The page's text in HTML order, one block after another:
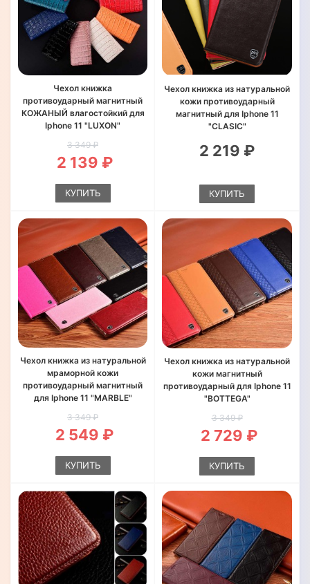
Чехол книжка
противоударный магнитный
КОЖАНЫЙ влагостойкий для
Iphone 11 "LUXON"
3 349 ₽
2 139 ₽
КУПИТЬ
Чехол книжка из натуральной
кожи противоударный
магнитный для Iphone 11
"CLASIC"
2 219 ₽
КУПИТЬ
Чехол книжка из натуральной
мраморной кожи
противоударный магнитный
для Iphone 11 "MARBLE"
3 349 ₽
2 549 ₽
КУПИТЬ
Чехол книжка из натуральной
кожи магнитный
противоударный для Iphone 11
"BOTTEGA"
3 349 ₽
2 729 ₽
КУПИТЬ